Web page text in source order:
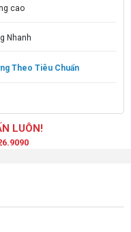
cao
Nhanh
Theo Tiêu Chuẩn
LUÔN!